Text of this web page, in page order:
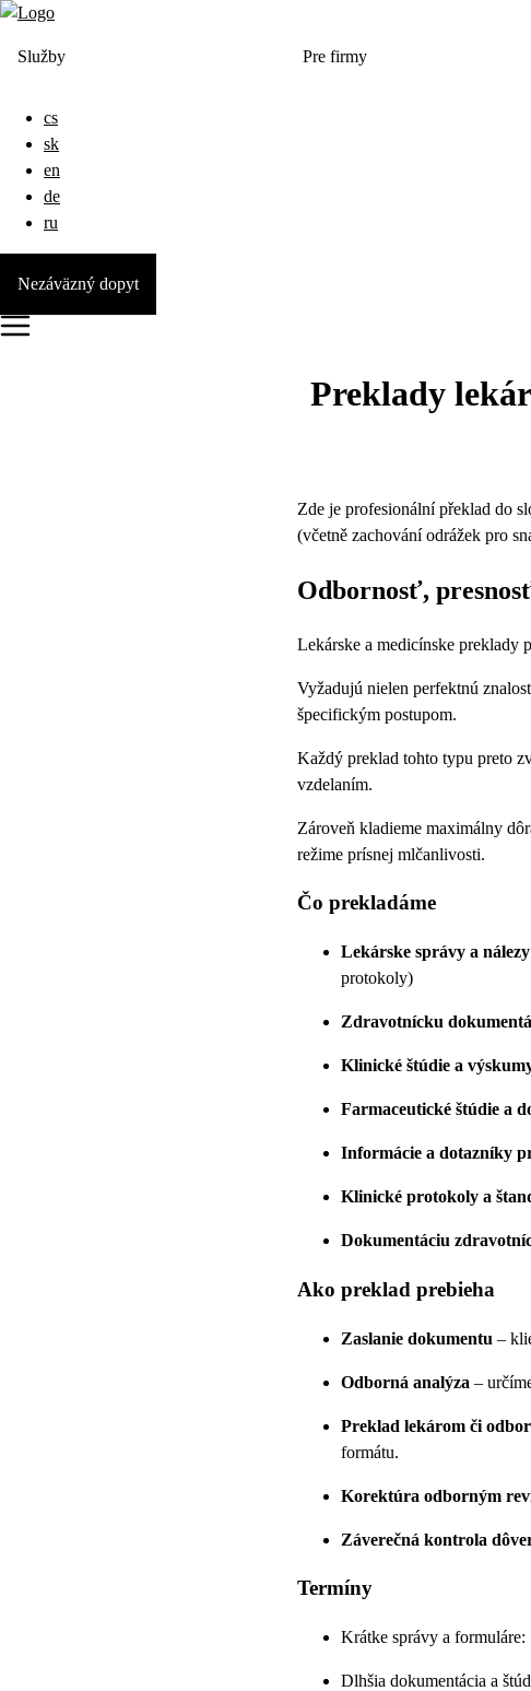
Služby Pre firmy
cs
sk
en
de
ru
Nezáväzný dopyt
Preklady
Zde je profesionální překlad do
(včetně zachování odrážek pro
Odbornosť,
Lekárske a medicínske preklady
Vyžadujú nielen perfektnú
špecifickým postupom.
Každý preklad tohto typu preto
vzdelaním.
Zároveň kladieme maximálny
režime prísnej mlčanlivosti.
Čo prekladáme
Lekárske správy a nálezy
protokoly)
Zdravotnícku
Klinické štúdie a
Farmaceutické štúdie a
Informácie a dotazníky
Klinické protokoly a
Dokumentáciu
Ako preklad prebieha
Zaslanie dokumentu –
Odborná analýza –
Preklad lekárom či
formátu.
Korektúra odborným
Záverečná kontrola
Termíny
Krátke správy a formuláre:
Dlhšia dokumentácia a